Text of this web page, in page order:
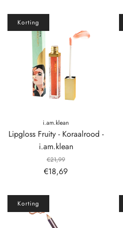
i.am.klean
Lipgloss Fruity - Koraalrood -
i.am.klean
€21,99
€18,69
Korting
Korting